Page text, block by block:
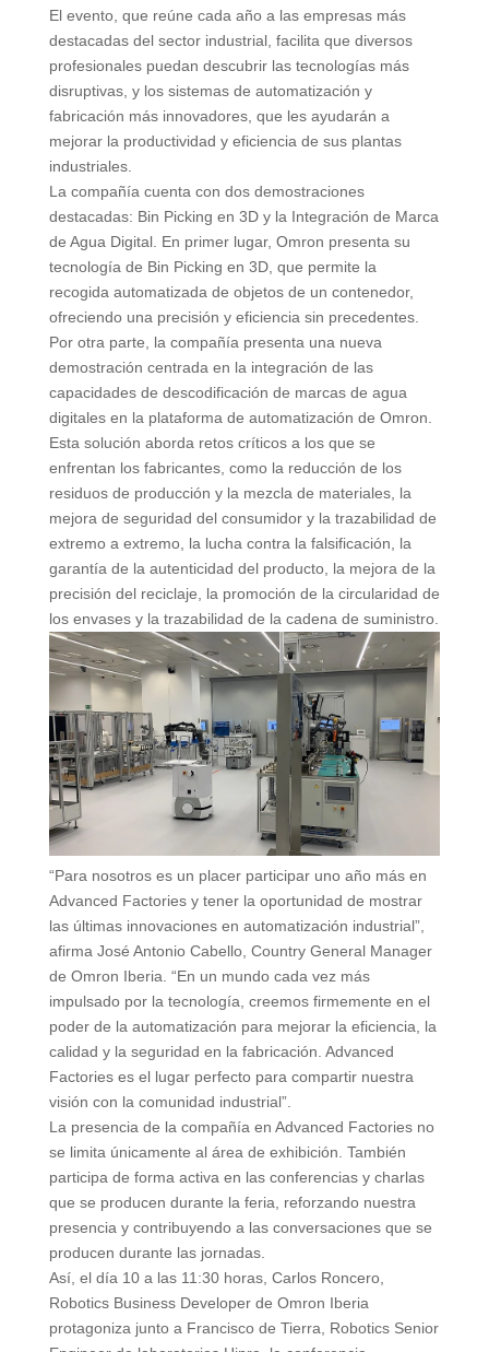
El evento, que reúne cada año a las empresas más
destacadas del sector industrial, facilita que diversos
profesionales puedan descubrir las tecnologías más
disruptivas, y los sistemas de automatización y
fabricación más innovadores, que les ayudarán a
mejorar la productividad y eficiencia de sus plantas
industriales.
La compañía cuenta con dos demostraciones
destacadas: Bin Picking en 3D y la Integración de Marca
de Agua Digital. En primer lugar, Omron presenta su
tecnología de Bin Picking en 3D, que permite la
recogida automatizada de objetos de un contenedor,
ofreciendo una precisión y eficiencia sin precedentes.
Por otra parte, la compañía presenta una nueva
demostración centrada en la integración de las
capacidades de descodificación de marcas de agua
digitales en la plataforma de automatización de Omron.
Esta solución aborda retos críticos a los que se
enfrentan los fabricantes, como la reducción de los
residuos de producción y la mezcla de materiales, la
mejora de seguridad del consumidor y la trazabilidad de
extremo a extremo, la lucha contra la falsificación, la
garantía de la autenticidad del producto, la mejora de la
precisión del reciclaje, la promoción de la circularidad de
los envases y la trazabilidad de la cadena de suministro.
“Para nosotros es un placer participar uno año más en
Advanced Factories y tener la oportunidad de mostrar
las últimas innovaciones en automatización industrial”,
afirma José Antonio Cabello, Country General Manager
de Omron Iberia. “En un mundo cada vez más
impulsado por la tecnología, creemos firmemente en el
poder de la automatización para mejorar la eficiencia, la
calidad y la seguridad en la fabricación. Advanced
Factories es el lugar perfecto para compartir nuestra
visión con la comunidad industrial”.
La presencia de la compañía en Advanced Factories no
se limita únicamente al área de exhibición. También
participa de forma activa en las conferencias y charlas
que se producen durante la feria, reforzando nuestra
presencia y contribuyendo a las conversaciones que se
producen durante las jornadas.
Así, el día 10 a las 11:30 horas, Carlos Roncero,
Robotics Business Developer de Omron Iberia
protagoniza junto a Francisco de Tierra, Robotics Senior